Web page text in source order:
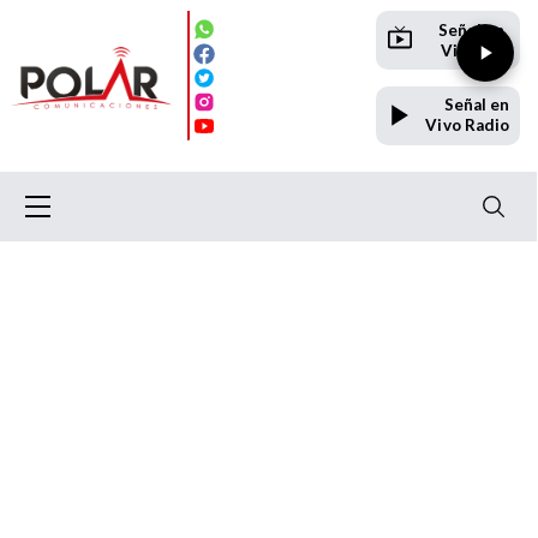
Señal en
Vivo TV
Señal en
Vivo Radio